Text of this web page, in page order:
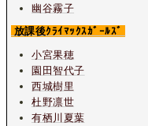
幽谷霧子
放課後ｸﾗｲﾏｯｸｽｶﾞｰﾙｽﾞ
小宮果穂
園田智代子
西城樹里
杜野凛世
有栖川夏葉